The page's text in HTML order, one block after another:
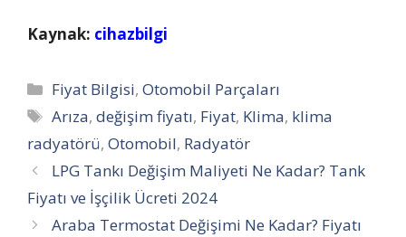
Kaynak: cihazbilgi
Kategoriler
Fiyat Bilgisi,Otomobil Parçaları
Etiketler
Arıza,değişim fiyatı, Fiyat, Klima, klima
radyatörü, Otomobil, Radyatör
LPG Tankı Değişim Maliyeti Ne Kadar? Tank
Fiyatı ve İşçilik Ücreti 2024
Araba Termostat Değişimi Ne Kadar? Fiyatı